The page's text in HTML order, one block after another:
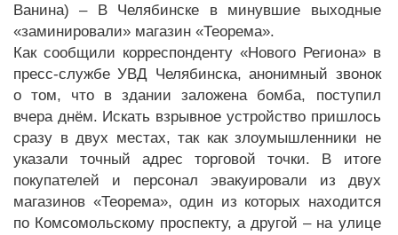
Ванина) – В Челябинске в минувшие выходные
«заминировали» магазин «Теорема».
Как сообщили корреспонденту «Нового Региона» в
пресс-службе УВД Челябинска, анонимный звонок
о том, что в здании заложена бомба, поступил
вчера днём. Искать взрывное устройство пришлось
сразу в двух местах, так как злоумышленники не
указали точный адрес торговой точки. В итоге
покупателей и персонал эвакуировали из двух
магазинов «Теорема», один из которых находится
по Комсомольскому проспекту, а другой – на улице